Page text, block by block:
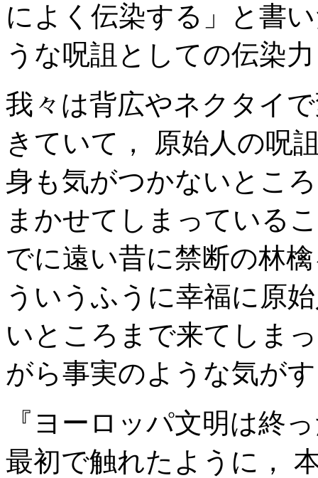
によく伝染する」と書
うな呪詛としての伝染
我々は背広やネクタイ
きていて， 原始人の呪
身も気がつかないとこ
まかせてしまっている
でに遠い昔に禁断の林
ういうふうに幸福に原
いところまで来てしま
がら事実のような気が
『ヨーロッパ文明は終
最初で触れたように，